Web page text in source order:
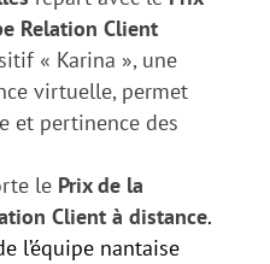
Relation Client
« Karina », une
virtuelle, permet
et pertinence des
le Prix de la
Client à distance.
l’équipe nantaise